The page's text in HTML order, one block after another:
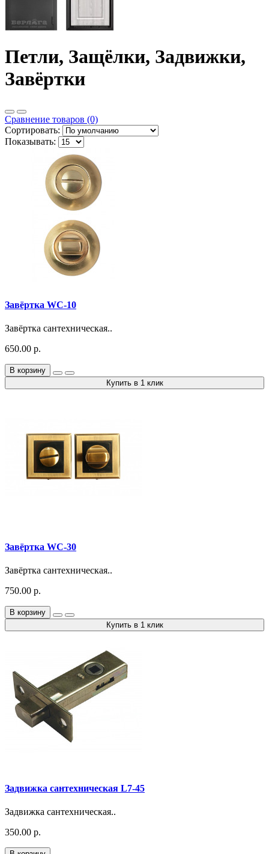
Петли, Защёлки, Задвижки,
Завёртки
Сравнение товаров (0)
Сортировать:
Показывать:
Завёртка WC-10
Завёртка сантехническая..
650.00 р.
В корзину
Купить в 1 клик
Завёртка WC-30
Завёртка сантехническая..
750.00 р.
В корзину
Купить в 1 клик
Задвижка сантехническая L7-45
Задвижка сантехническая..
350.00 р.